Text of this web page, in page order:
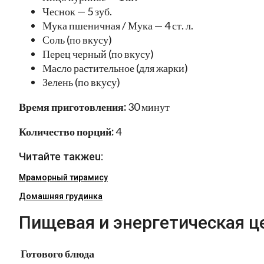
Чеснок — 5 зуб.
Мука пшеничная / Мука — 4 ст. л.
Соль (по вкусу)
Перец черный (по вкусу)
Масло растительное (для жарки)
Зелень (по вкусу)
Время приготовления:30 минут
Количество порций:4
Читайте такжеu:
Мраморный тирамису
Домашняя грудинка
Пищевая и энергетическая
Готового блюда